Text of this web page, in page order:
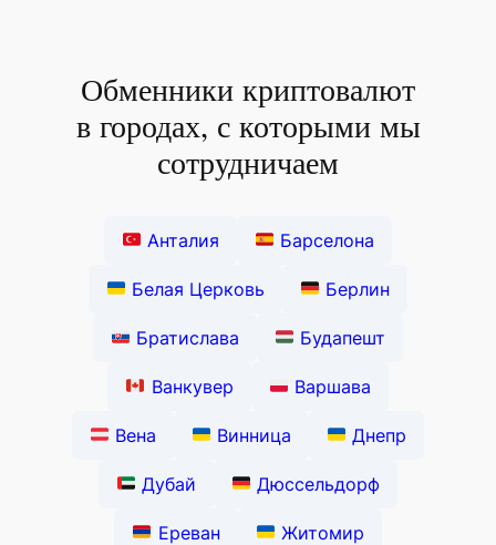
Обменники криптовалют
в городах, с которыми мы
сотрудничаем
Анталия Барселона
Белая Церковь Берлин
Братислава Будапешт
Ванкувер Варшава
Вена Винница Днепр
Дубай Дюссельдорф
Ереван Житомир